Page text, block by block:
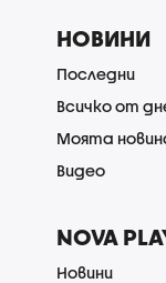
НОВИНИ
Последни
Всичко от
Моята
Видео
NOVA
Новини